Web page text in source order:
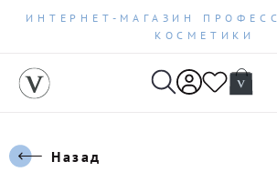
ИНТЕРНЕТ-МАГАЗИН
КОСМЕТИКИ
Назад